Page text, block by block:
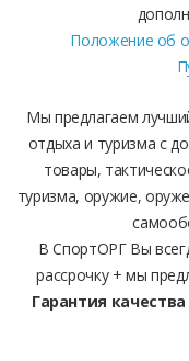
Положение об
Мы предлагаем
отдыха и туризма с
товары,
туризма, оружие,
В СпортОРГ Вы
рассрочку + мы
Гарантия